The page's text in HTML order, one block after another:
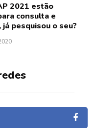
2021 estão
consulta e
pesquisou o seu?